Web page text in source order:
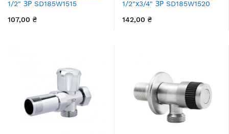
1/2" ЗР SD185W1515
107,00 ₴
1/2"х3/4" ЗР SD185W1520
142,00 ₴